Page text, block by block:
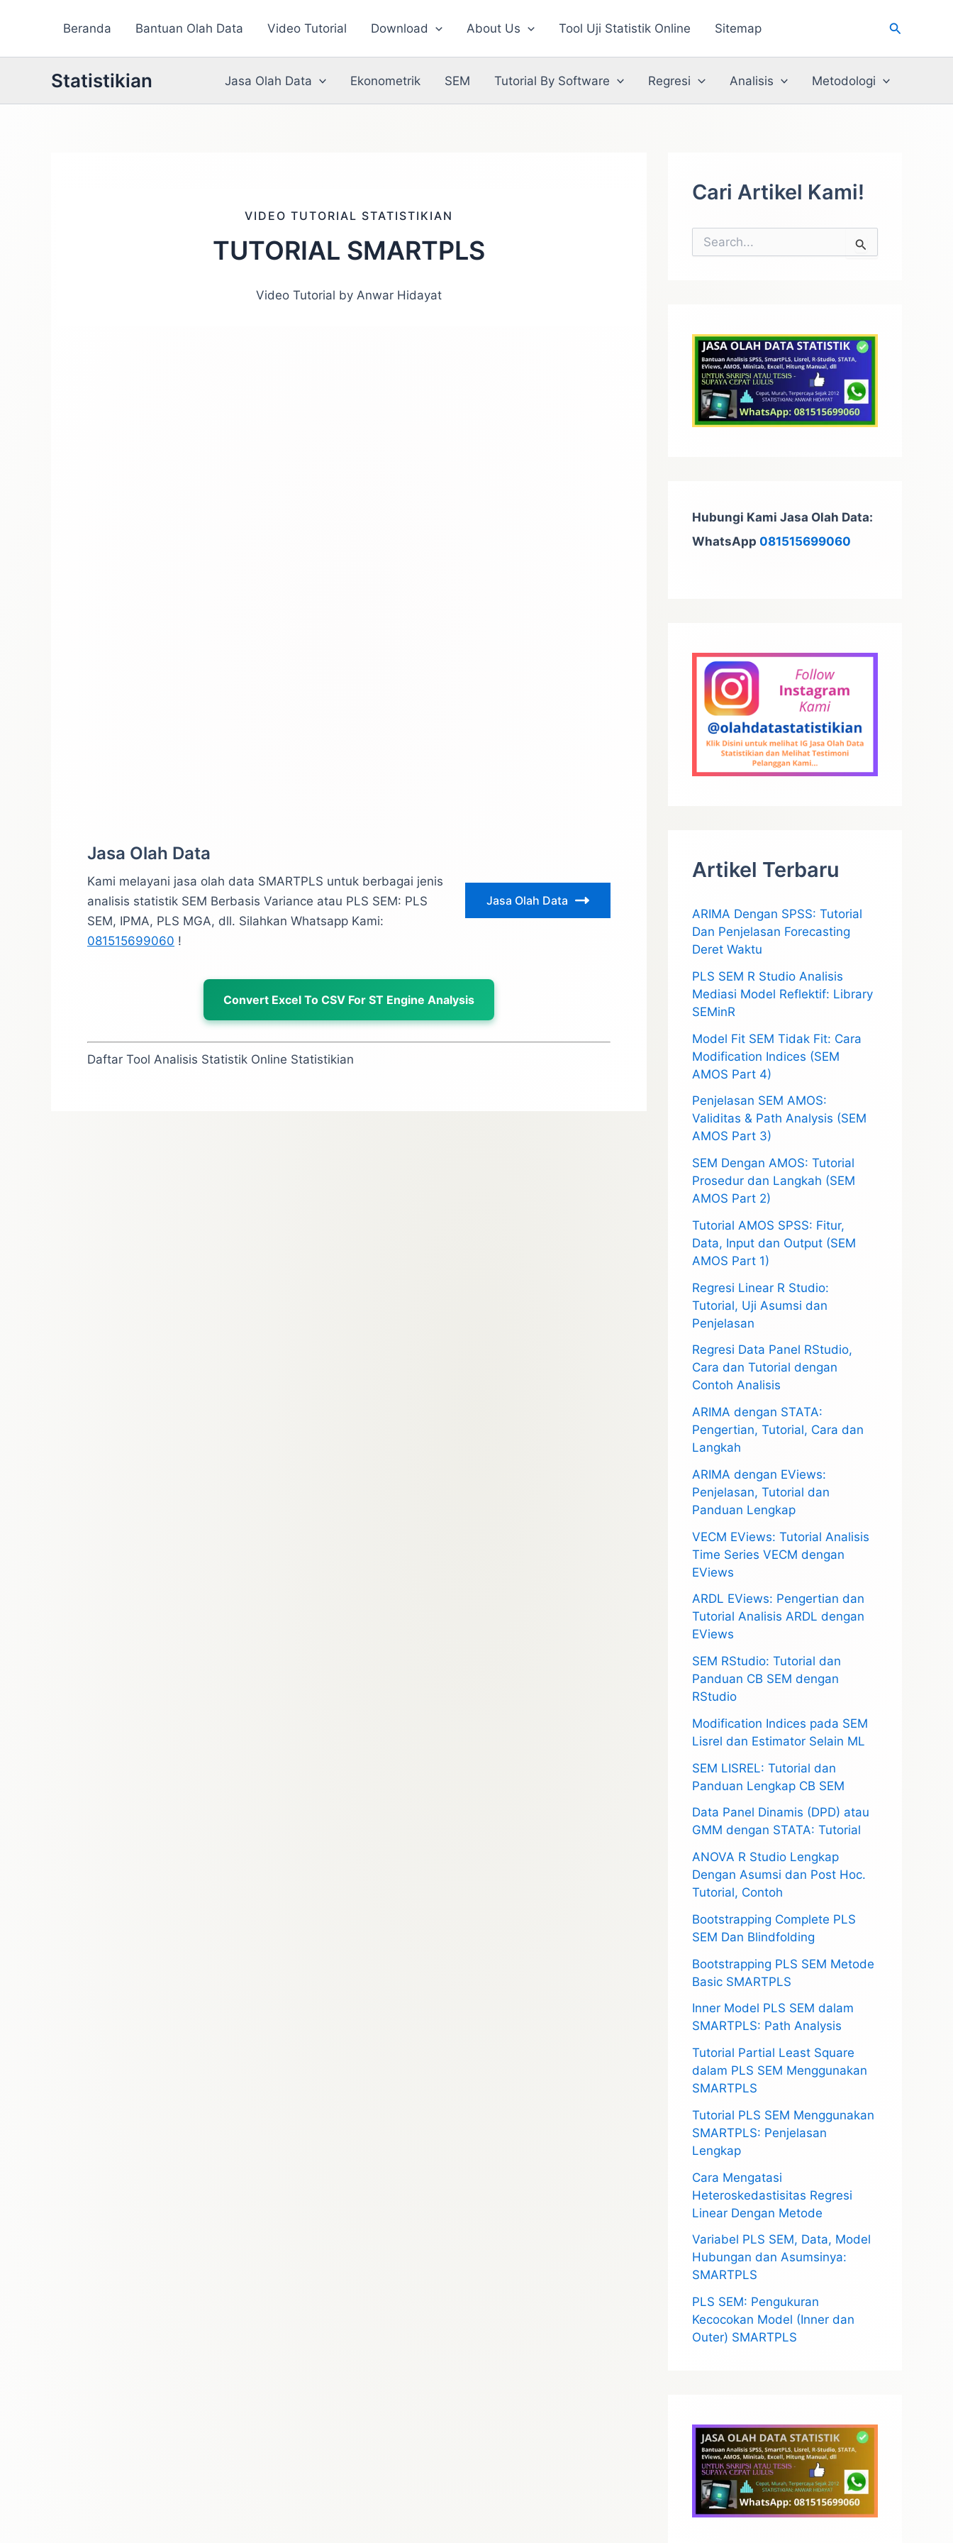
Beranda Bantuan Olah Data Video Tutorial Download About Us Tool Uji Statistik Online Sitemap Cari
Statistikian Jasa Olah Data Ekonometrik SEM Tutorial By Software Regresi Analisis Metodologi
VIDEO TUTORIAL STATISTIKIAN
TUTORIAL SMARTPLS
Video Tutorial by Anwar Hidayat
Jasa Olah Data
Kami melayani jasa olah data SMARTPLS untuk berbagai jenis
analisis statistik SEM Berbasis Variance atau PLS SEM: PLS
SEM, IPMA, PLS MGA, dll. Silahkan Whatsapp Kami:
081515699060 !
Jasa Olah Data
Convert Excel To CSV For ST Engine Analysis
Daftar Tool Analisis Statistik Online Statistikian
Cari Artikel Kami!
u
Hubungi Kami Jasa Olah Data:
WhatsApp 081515699060
Artikel Terbaru
ARIMA Dengan SPSS: Tutorial
Dan Penjelasan Forecasting
Deret Waktu
PLS SEM R Studio Analisis
Mediasi Model Reflektif: Library
SEMinR
Model Fit SEM Tidak Fit: Cara
Modification Indices (SEM
AMOS Part 4)
Penjelasan SEM AMOS:
Validitas & Path Analysis (SEM
AMOS Part 3)
SEM Dengan AMOS: Tutorial
Prosedur dan Langkah (SEM
AMOS Part 2)
Tutorial AMOS SPSS: Fitur,
Data, Input dan Output (SEM
AMOS Part 1)
Regresi Linear R Studio:
Tutorial, Uji Asumsi dan
Penjelasan
Regresi Data Panel RStudio,
Cara dan Tutorial dengan
Contoh Analisis
ARIMA dengan STATA:
Pengertian, Tutorial, Cara dan
Langkah
ARIMA dengan EViews:
Penjelasan, Tutorial dan
Panduan Lengkap
VECM EViews: Tutorial Analisis
Time Series VECM dengan
EViews
ARDL EViews: Pengertian dan
Tutorial Analisis ARDL dengan
EViews
SEM RStudio: Tutorial dan
Panduan CB SEM dengan
RStudio
Modification Indices pada SEM
Lisrel dan Estimator Selain ML
SEM LISREL: Tutorial dan
Panduan Lengkap CB SEM
Data Panel Dinamis (DPD) atau
GMM dengan STATA: Tutorial
ANOVA R Studio Lengkap
Dengan Asumsi dan Post Hoc.
Tutorial, Contoh
Bootstrapping Complete PLS
SEM Dan Blindfolding
Bootstrapping PLS SEM Metode
Basic SMARTPLS
Inner Model PLS SEM dalam
SMARTPLS: Path Analysis
Tutorial Partial Least Square
dalam PLS SEM Menggunakan
SMARTPLS
Tutorial PLS SEM Menggunakan
SMARTPLS: Penjelasan
Lengkap
Cara Mengatasi
Heteroskedastisitas Regresi
Linear Dengan Metode
Variabel PLS SEM, Data, Model
Hubungan dan Asumsinya:
SMARTPLS
PLS SEM: Pengukuran
Kecocokan Model (Inner dan
Outer) SMARTPLS